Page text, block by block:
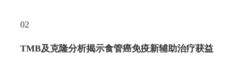
02
TMB及克隆分析揭示食管癌免疫新辅助治疗获益